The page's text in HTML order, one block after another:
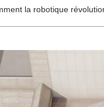
la robotique